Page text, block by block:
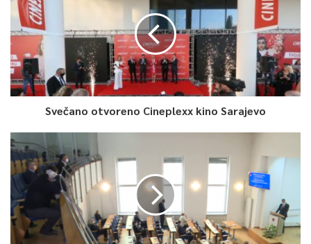
Svečano otvoreno Cineplexx kino Sarajevo